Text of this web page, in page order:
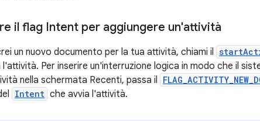
il flag Intent per aggiungere un'attività
un nuovo documento per la tua attività, chiami il
l'attività. Per inserire un'interruzione logica in modo che il
nella schermata Recenti, passa il
Intent che avvia l'attività.